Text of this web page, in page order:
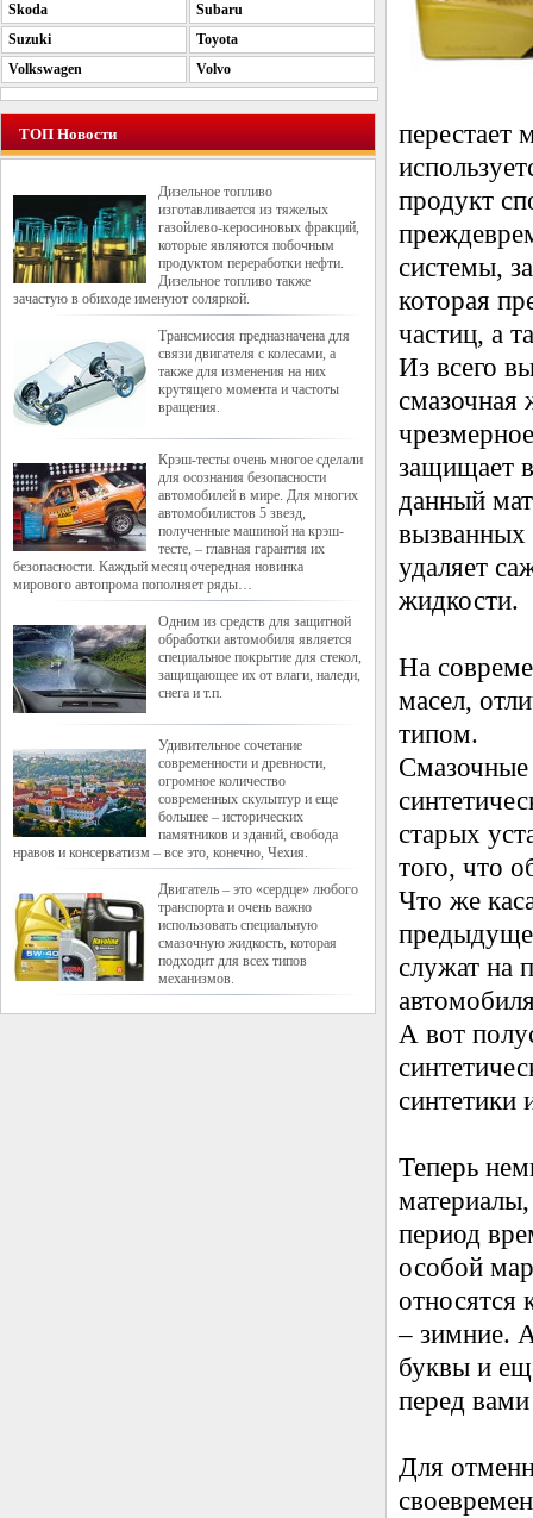
перестает
продукт
системы,
которая
частиц, а
Из всего
смазочная
защищает
данный
вызванных
удаляет
жидкости.
На
масел,
типом.
старых
того, что
Что же
служат на
А вот
синтетики
Теперь
период
особой
– зимние.
буквы и
перед
Для
Skoda
Subaru
Suzuki
Toyota
Volkswagen
Volvo
ТОП Новости
Дизельное топливо
изготавливается из тяжелых
газойлево-керосиновых фракций,
которые являются побочным
продуктом переработки нефти.
Дизельное топливо также
зачастую в обиходе именуют соляркой.
Трансмиссия предназначена для
связи двигателя с колесами, а
также для изменения на них
крутящего момента и частоты
вращения.
Крэш-тесты очень многое сделали
для осознания безопасности
автомобилей в мире. Для многих
автомобилистов 5 звезд,
полученные машиной на крэш-
тесте, – главная гарантия их
безопасности. Каждый месяц очередная новинка
мирового автопрома пополняет ряды…
Одним из средств для защитной
обработки автомобиля является
специальное покрытие для стекол,
защищающее их от влаги, наледи,
снега и т.п.
Удивительное сочетание
современности и древности,
огромное количество
современных скульптур и еще
большее – исторических
памятников и зданий, свобода
нравов и консерватизм – все это, конечно, Чехия.
Двигатель – это «сердце» любого
транспорта и очень важно
использовать специальную
смазочную жидкость, которая
подходит для всех типов
механизмов.